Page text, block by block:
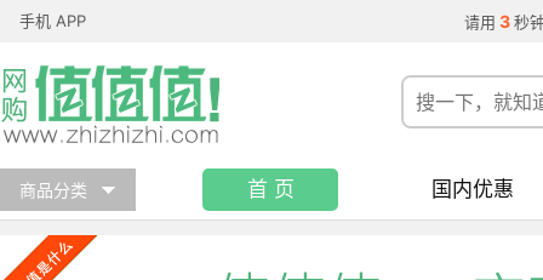
手机 APP 请用 3 秒
商品分类 首 页 国内优惠